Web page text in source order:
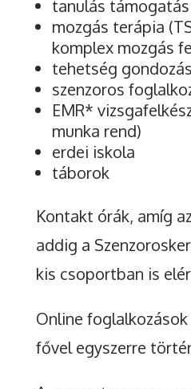
tanulás támogatás
mozgás terápia
komplex mozgás
tehetség gondozás
szenzoros
EMR*
munka rend)
erdei iskola
táborok
Kontakt órák, amíg
addig a
kis csoportban is
Online foglalkozások
fővel egyszerre